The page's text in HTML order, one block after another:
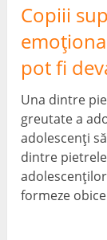
Copiii
pot fi
Una dintre
greutate a
adolescenți
dintre
formeze